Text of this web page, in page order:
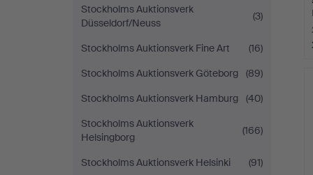
Stockholms Auktionsverk
Düsseldorf/Neuss
(3)
Stockholms Auktionsverk Fine Art
(16)
Stockholms Auktionsverk Göteborg
(89)
Stockholms Auktionsverk Hamburg
(40)
Stockholms Auktionsverk
Helsingborg
(166)
Stockholms Auktionsverk Helsinki
(91)